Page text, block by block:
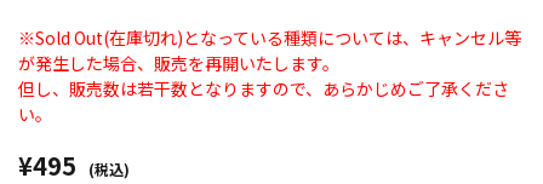
※Sold Out(在庫切れ)となっている種類については、キャンセル等
が発生した場合、販売を再開いたします。
但し、販売数は若干数となりますので、あらかじめご了承くださ
い。
¥495 (税込)